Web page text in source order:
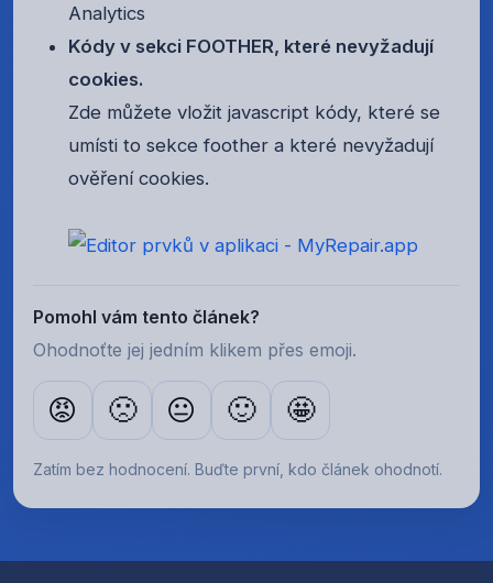
Analytics
Kódy v sekci FOOTHER, které nevyžadují
cookies.
Zde můžete vložit javascript kódy, které se
umísti to sekce foother a které nevyžadují
ověření cookies.
Pomohl vám tento článek?
Ohodnoťte jej jedním klikem přes emoji.
😡 🙁 😐 🙂 🤩
Zatím bez hodnocení. Buďte první, kdo článek ohodnotí.